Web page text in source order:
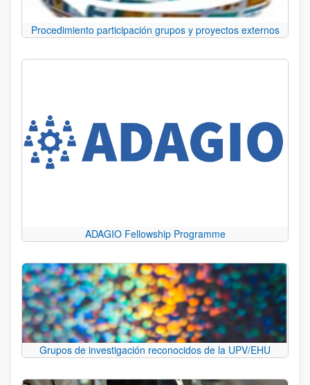
Procedimiento participación grupos y proyectos externos
ADAGIO Fellowship Programme
Grupos de investigación reconocidos de la UPV/EHU